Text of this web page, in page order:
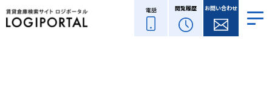
電話 閲覧履歴 お問い合わせ